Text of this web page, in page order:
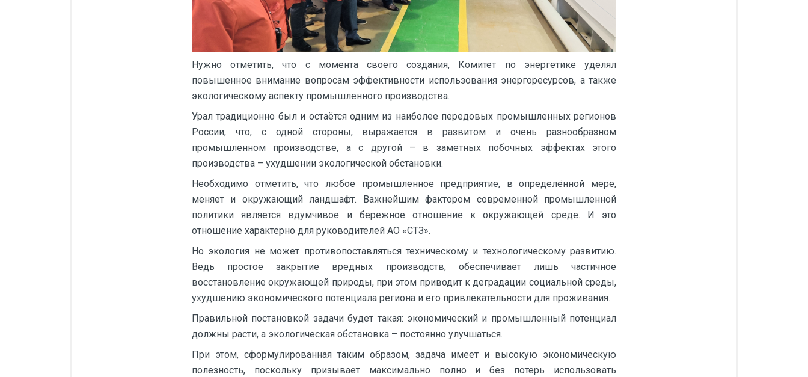
Теплообменное оборудование
Нужно отметить, что с момента своего создания, Комитет по энергетике уделял
повышенное внимание вопросам эффективности использования энергоресурсов, а также
экологическому аспекту промышленного производства.
Урал традиционно был и остаётся одним из наиболее передовых промышленных регионов
России, что, с одной стороны, выражается в развитом и очень разнообразном
промышленном производстве, а с другой – в заметных побочных эффектах этого
производства – ухудшении экологической обстановки.
Необходимо отметить, что любое промышленное предприятие, в определённой мере,
меняет и окружающий ландшафт. Важнейшим фактором современной промышленной
политики является вдумчивое и бережное отношение к окружающей среде. И это
отношение характерно для руководителей АО «СТЗ».
Но экология не может противопоставляться техническому и технологическому развитию.
Ведь простое закрытие вредных производств, обеспечивает лишь частичное
восстановление окружающей природы, при этом приводит к деградации социальной среды,
ухудшению экономического потенциала региона и его привлекательности для проживания.
Правильной постановкой задачи будет такая: экономический и промышленный потенциал
должны расти, а экологическая обстановка – постоянно улучшаться.
При этом, сформулированная таким образом, задача имеет и высокую экономическую
полезность, поскольку призывает максимально полно и без потерь использовать